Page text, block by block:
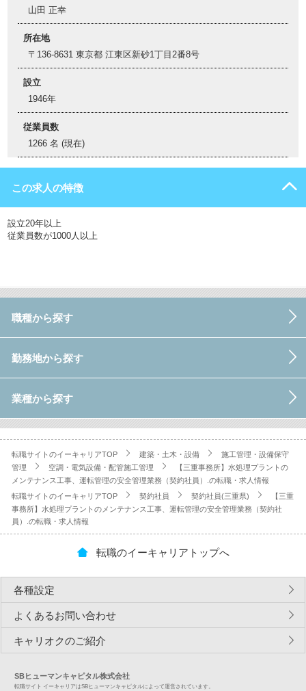
山田 正幸
所在地
〒136-8631 東京都 江東区新砂1丁目2番8号
設立
1946年
従業員数
1266 名 (現在)
この求人の特徴
設立20年以上
従業員数が1000人以上
職種から探す
勤務地から探す
業種から探す
転職サイトのイーキャリアTOP 建築・土木・設備
施工管理・設備保守
管理
空調・電気設備・配管施工管理
【三重事務所】水処理プラントの
メンテナンス工事、運転管理の安全管理業務（契約社員）.の転職・求人情報
転職サイトのイーキャリアTOP
契約社員 契約社員(三重県)
【三重
事務所】水処理プラントのメンテナンス工事、運転管理の安全管理業務（契約社
員）.の転職・求人情報
転職のイーキャリアトップへ
各種設定
よくあるお問い合わせ
キャリオクのご紹介
SBヒューマンキャピタル株式会社
転職サイト イーキャリアはSBヒューマンキャピタルによって運営されています。